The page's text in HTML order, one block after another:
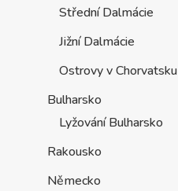
Střední Dalmácie
Jižní Dalmácie
Ostrovy v Chorvatsku
Bulharsko
Lyžování Bulharsko
Rakousko
Německo